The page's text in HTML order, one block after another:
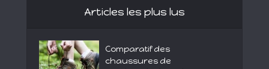
Articles les plus lus
Comparatif des
chaussures de